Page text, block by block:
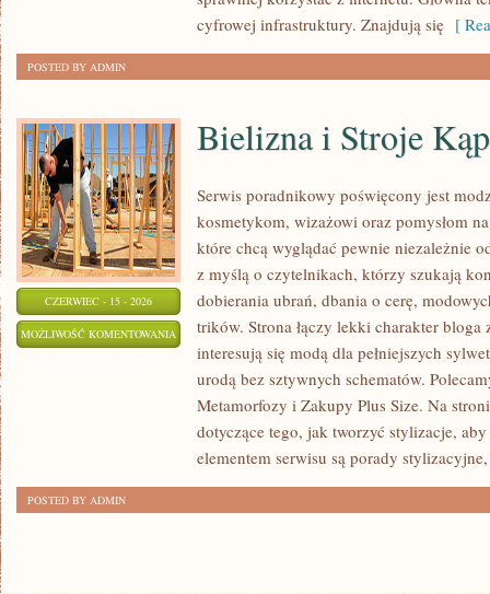
cyfrowej infrastruktury. Znajdują się [
POSTED BY ADMIN
CZERWIEC - 15 - 2026
MOŻLIWOŚĆ KOMENTOWANIA BIELIZNA
STROJE
KĄPIELOWE
Bielizna i Stroje
Serwis poradnikowy poświęcony jest
kosmetykom, wizażowi oraz pomysłom
które chcą wyglądać pewnie niezależnie
z myślą o czytelnikach, którzy szukają
dobierania ubrań, dbania o cerę,
trików. Strona łączy lekki charakter
interesują się modą dla pełniejszych
urodą bez sztywnych schematów.
Metamorfozy i Zakupy Plus Size. Na
dotyczące tego, jak tworzyć stylizacje,
elementem serwisu są porady
POSTED BY ADMIN